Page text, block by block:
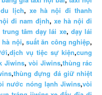
lịch, xe hà nội đi thanh
đi nam định,xe hà nội đi
trung tâm dạy lái xe, dạy lái
nội,suất ăn công nghiệp,
,dịch vụ tiệc sự kiện,cung
Jiwins, vòi Jiwins,thùng rác
,thùng đựng đá giữ nhiệt
nước nóng lạnh Jiwins,vòi